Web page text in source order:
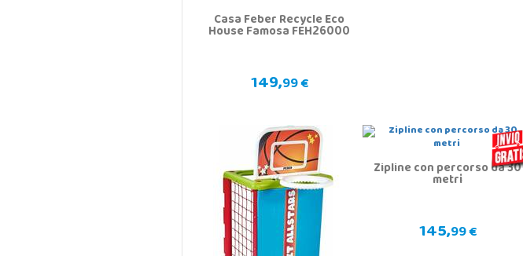
Casa Feber Recycle Eco
House Famosa FEH26000
149,99 €
Zipline con percorso da 30
metri
145,99 €